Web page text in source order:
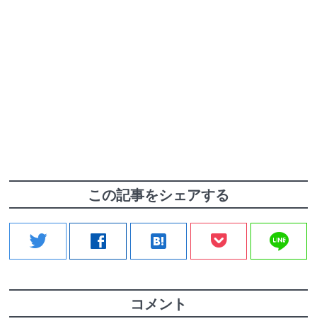
この記事をシェアする
twitter facebook hatenabookmark line
コメント